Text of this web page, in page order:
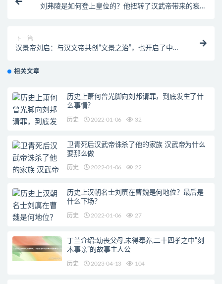
刘弗陵是如何登上皇位的？他扭转了汉武帝带来的衰落
下一篇
汉景帝刘启：与汉文帝共创“文景之治”，也开启了中废
相关文章
历史上萧何曾光脚向刘邦请罪，到底发生了什
么事情？
历史 2022-01-06 32
卫青死后汉武帝诛杀了他的家族 汉武帝为什么
要那么做
历史 2022-01-06 22
历史上汉朝名士刘廙在曹魏是何地位？最后是
什么下场？
历史 2022-01-06 27
丁兰介绍:幼丧父母,未得奉养,二十四孝之中”刻
木事亲”的故事主人公
历史 2023-04-13 104